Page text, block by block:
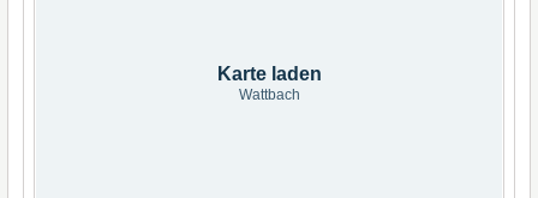
Karte laden
Wattbach